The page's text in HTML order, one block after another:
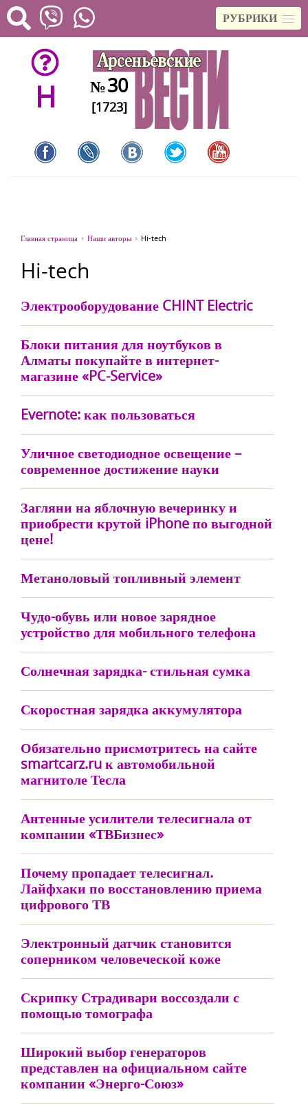
РУБРИКИ
H №30
[1723]
Главная страница Наши авторы Hi-tech
Hi-tech
Электрооборудование CHINT Electric
Блоки питания для ноутбуков в
Алматы покупайте в интернет-
магазине «PC-Service»
Evernote: как пользоваться
Уличное светодиодное освещение –
современное достижение науки
Загляни на яблочную вечеринку и
приобрести крутой iPhone по выгодной
цене!
Метаноловый топливный элемент
Чудо-обувь или новое зарядное
устройство для мобильного телефона
Солнечная зарядка- стильная сумка
Скоростная зарядка аккумулятора
Обязательно присмотритесь на сайте
smartcarz.ru к автомобильной
магнитоле Тесла
Антенные усилители телесигнала от
компании «ТВБизнес»
Почему пропадает телесигнал.
Лайфхаки по восстановлению приема
цифрового ТВ
Электронный датчик становится
соперником человеческой коже
Скрипку Страдивари воссоздали с
помощью томографа
Широкий выбор генераторов
представлен на официальном сайте
компании «Энерго-Союз»